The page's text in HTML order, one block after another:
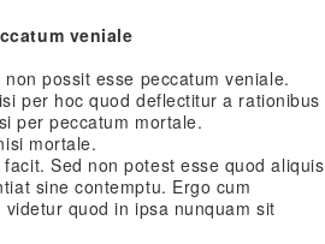
veniale
possit esse peccatum veniale.
per hoc quod deflectitur a rationibus
per peccatum mortale.
mortale.
Sed non potest esse quod aliquis
sine contemptu. Ergo cum
quod in ipsa nunquam sit